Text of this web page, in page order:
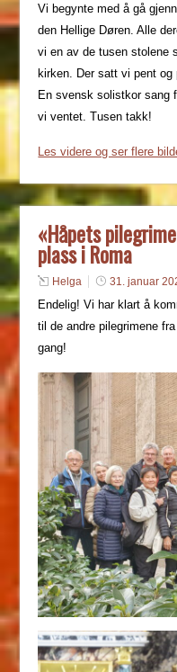
Vi begynte med å gå
den Hellige Døren. Alle
vi en av de tusen stolene
kirken. Der satt vi pent og
En svensk solistkor sang
vi ventet. Tusen takk!
Les videre og ser flere
«Håpets
plass i Roma
Helga 31. januar
Endelig! Vi har klart å
til de andre pilegrimene
gang!